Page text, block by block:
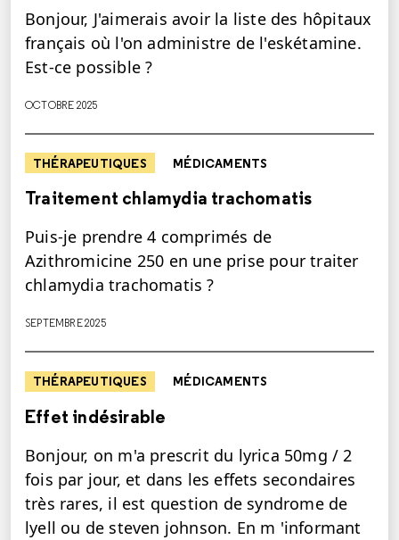
Bonjour, J'aimerais avoir la liste des hôpitaux
français où l'on administre de l'eskétamine.
Est-ce possible ?
OCTOBRE 2025
THÉRAPEUTIQUES MÉDICAMENTS
Traitement chlamydia trachomatis
Puis-je prendre 4 comprimés de
Azithromicine 250 en une prise pour traiter
chlamydia trachomatis ?
SEPTEMBRE 2025
THÉRAPEUTIQUES MÉDICAMENTS
Effet indésirable
Bonjour, on m'a prescrit du lyrica 50mg / 2
fois par jour, et dans les effets secondaires
très rares, il est question de syndrome de
lyell ou de steven johnson. En m 'informant